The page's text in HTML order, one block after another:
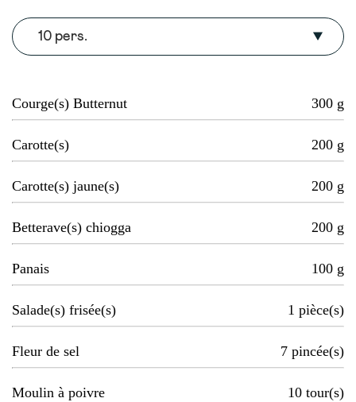
10 pers.
Courge(s) Butternut 300 g
Carotte(s) 200 g
Carotte(s) jaune(s) 200 g
Betterave(s) chiogga 200 g
Panais 100 g
Salade(s) frisée(s) 1 pièce(s)
Fleur de sel 7 pincée(s)
Moulin à poivre 10 tour(s)